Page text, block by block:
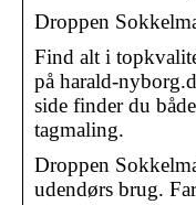
Droppen
Find alt i
på harald-
side finder du
tagmaling.
Droppen
udendørs brug.